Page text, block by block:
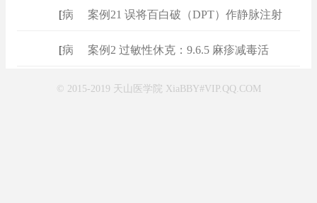
病例 案例21 误将百白破（DPT）作静脉注射
病例 案例2 过敏性休克：9.6.5 麻疹减毒活
© 2015-2019 天山医学院 XiaBBY#VIP.QQ.COM